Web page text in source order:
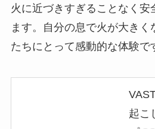
火に近づきすぎることなく安
ます。自分の息で火が大きく
たちにとって感動的な体験で
起こ